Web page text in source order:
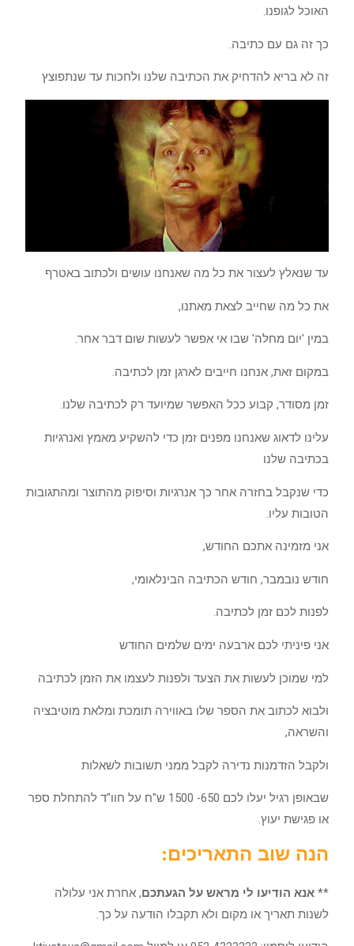
האוכל לגופנו.
כך זה גם עם כתיבה.
זה לא בריא להדחיק את הכתיבה שלנו ולחכות עד שנתפוצץ
עד שנאלץ לעצור את כל מה שאנחנו עושים ולכתוב באטרף
את כל מה שחייב לצאת מאתנו,
במין 'יום מחלה' שבו אי אפשר לעשות שום דבר אחר.
במקום זאת, אנחנו חייבים לארגן זמן לכתיבה.
זמן מסודר, קבוע ככל האפשר שמיועד רק לכתיבה שלנו.
עלינו לדאוג שאנחנו מפנים זמן כדי להשקיע מאמץ ואנרגיות
בכתיבה שלנו
כדי שנקבל בחזרה אחר כך אנרגיות וסיפוק מהתוצר ומהתגובות
הטובות עליו.
אני מזמינה אתכם החודש,
חודש נובמבר, חודש הכתיבה הבינלאומי,
לפנות לכם זמן לכתיבה.
אני פיניתי לכם ארבעה ימים שלמים החודש
למי שמוכן לעשות את הצעד ולפנות לעצמו את הזמן לכתיבה
ולבוא לכתוב את הספר שלו באווירה תומכת ומלאת מוטיבציה
והשראה,
ולקבל הזדמנות נדירה לקבל ממני תשובות לשאלות
שבאופן רגיל יעלו לכם 650- 1500 ש"ח על חוו"ד להתחלת ספר
או פגישת יעוץ.
הנה שוב התאריכים:
**אנא הודיעו לי מראש על הגעתכם, אחרת אני עלולה
לשנות תאריך או מקום ולא תקבלו הודעה על כך.